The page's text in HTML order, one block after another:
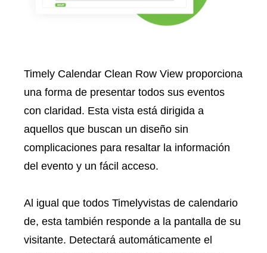
Timely Calendar Clean Row View proporciona
una forma de presentar todos sus eventos
con claridad. Esta vista está dirigida a
aquellos que buscan un diseño sin
complicaciones para resaltar la información
del evento y un fácil acceso.
Al igual que todos Timelyvistas de calendario
de, esta también responde a la pantalla de su
visitante. Detectará automáticamente el